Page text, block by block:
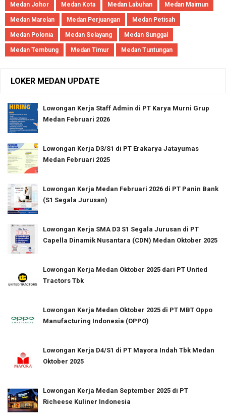
Medan Johor Medan Kota Medan Labuhan Medan Maimun
Medan Marelan Medan Perjuangan Medan Petisah
Medan Polonia Medan Selayang Medan Sunggal
Medan Tembung Medan Timur Medan Tuntungan
LOKER MEDAN UPDATE
Lowongan Kerja Staff Admin di PT Karya Murni Grup
Medan Februari 2026
Lowongan Kerja D3/S1 di PT Erakarya Jatayumas
Medan Februari 2025
Lowongan Kerja Medan Februari 2026 di PT Panin Bank
(S1 Segala Jurusan)
Lowongan Kerja SMA D3 S1 Segala Jurusan di PT
Capella Dinamik Nusantara (CDN) Medan Oktober 2025
Lowongan Kerja Medan Oktober 2025 dari PT United
Tractors Tbk
Lowongan Kerja Medan Oktober 2025 di PT MBT Oppo
Manufacturing Indonesia (OPPO)
Lowongan Kerja D4/S1 di PT Mayora Indah Tbk Medan
Oktober 2025
Lowongan Kerja Medan September 2025 di PT
Richeese Kuliner Indonesia